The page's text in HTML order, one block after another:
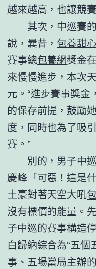
越來越高，也讓競
其次，中巡賽
說，曩昔， 包養甜
賽事總包養網獎金
來慢慢進步，本次
元。“進步賽事獎金
的保存前提，鼓勵
度，同時也為了吸
賽。”
別的，男子中
慶峰「可惡！這是
土豪對著天空大吼
沒有標價的能量。
子中巡的賽事構造
白歸納綜合為“五個
事、五場當局主辦